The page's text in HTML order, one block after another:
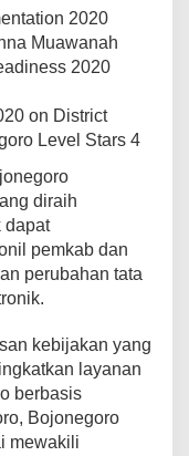
2020
Muawanah
2020
on District
Level Stars 4
diraih
dapat
pemkab dan
perubahan tata
kebijakan yang
layanan
berbasis
Bojonegoro
mewakili